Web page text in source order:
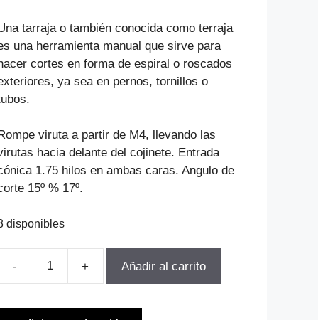
original
era:
$69.642.
actual
es:
$50.143.
tarraja o también conocida como terraja
una herramienta manual que sirve para
cortes en forma de espiral o roscados
ya sea en pernos, tornillos o
Rompe viruta a partir de M4, llevando las
hacia delante del cojinete. Entrada
1.75 hilos en ambas caras. Angulo de
15º % 17º.
disponibles
-
TERRAJA
+ Añadir al carrito